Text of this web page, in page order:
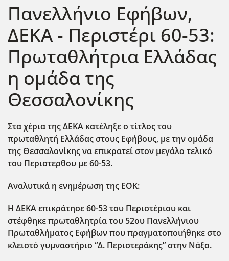
Πανελλήνιο Εφήβων,
ΔΕΚΑ - Περιστέρι 60-53:
Πρωταθλήτρια Ελλάδας
η ομάδα της
Θεσσαλονίκης
Στα χέρια της ΔΕΚΑ κατέληξε ο τίτλος του
πρωταθλητή Ελλάδας στους Εφήβους, με την ομάδα
της Θεσσαλονίκης να επικρατεί στον μεγάλο τελικό
του Περιστερ΄θου με 60-53.
Αναλυτικά η ενημέρωση της ΕΟΚ:
H ΔΕΚΑ επικράτησε 60-53 του Περιστέριου και
στέφθηκε πρωταθλητρία του 52ου Πανελλήνιου
Πρωταθλήματος Εφήβων που πραγματοποιήθηκε στο
κλειστό γυμναστήριο “Δ. Περιστεράκης” στην Νάξο.